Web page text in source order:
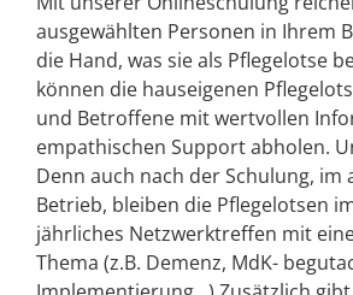
ausgewählten Personen in Ihrem
die Hand, was sie als Pflegelotse
können die hauseigenen
und Betroffene mit wertvollen
empathischen Support abholen.
Denn auch nach der Schulung, im
Betrieb, bleiben die Pflegelotsen
jährliches Netzwerktreffen mit
Thema (z.B. Demenz, MdK-